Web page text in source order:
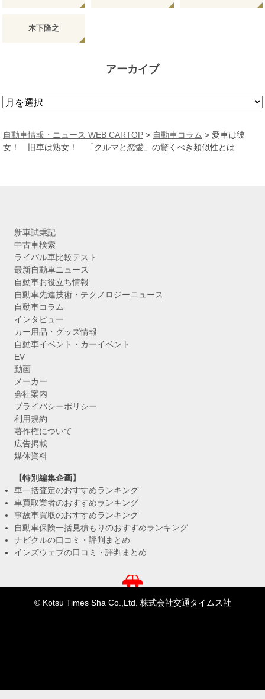
木下隆之
アーカイブ
ア
カ
イ
自動車情報・ニュース WEB CARTOP > 自動車コラム > 愛車は彼
女！ 旧車は熟女！ 「クルマと恋愛」の驚くべき類似性とは
新車試乗記
中古車検索
ライバル車比較テスト
最新自動車ニュース
自動車お役立ち情報
自動車先進技術・テクノロジーニュース
自動車コラム
インタビュー
カー用品・グッズ情報
自動車イベント・カーイベント
EV
動画
メーカー
会社案内
プライバシーポリシー
利用規約
著作権について
広告掲載
媒体資料
【特別編集企画】
車一括査定のおすすめランキング
車買取業者のおすすめランキング
事故車買取のおすすめランキング
自動車保険一括見積もりのおすすめランキング
ナビクルの口コミ・評判まとめ
インズウェブの口コミ・評判まとめ
© Kotsu Times Sha Co.,Ltd. 株式会社交通タイムス社